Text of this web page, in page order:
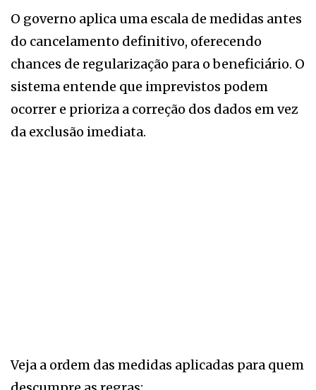
O governo aplica uma escala de medidas antes
do cancelamento definitivo, oferecendo
chances de regularização para o beneficiário. O
sistema entende que imprevistos podem
ocorrer e prioriza a correção dos dados em vez
da exclusão imediata.
Veja a ordem das medidas aplicadas para quem